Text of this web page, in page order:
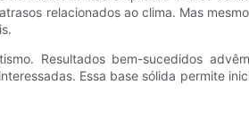
relacionados ao clima. Mas
Resultados bem-sucedidos
Essa base sólida permite